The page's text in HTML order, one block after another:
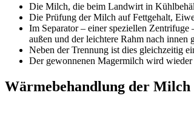
Die Milch, die beim Landwirt in
Die Prüfung der Milch auf Fettgehalt,
Im Separator – einer speziellen
außen und der leichtere Rahm nach innen
Neben der Trennung ist dies gleichzeitig
Der gewonnenen Magermilch wird wieder
Wärmebehandlung der Milch